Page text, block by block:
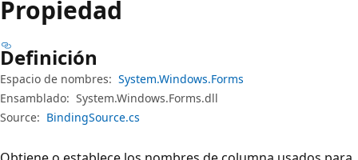
Propiedad
Definición
Espacio de nombres: System.Windows.Forms
Ensamblado: System.Windows.Forms.dll
Source: BindingSource.cs